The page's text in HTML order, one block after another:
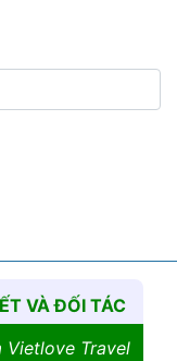
VÀ ĐỐI TÁC
Vietlove Travel